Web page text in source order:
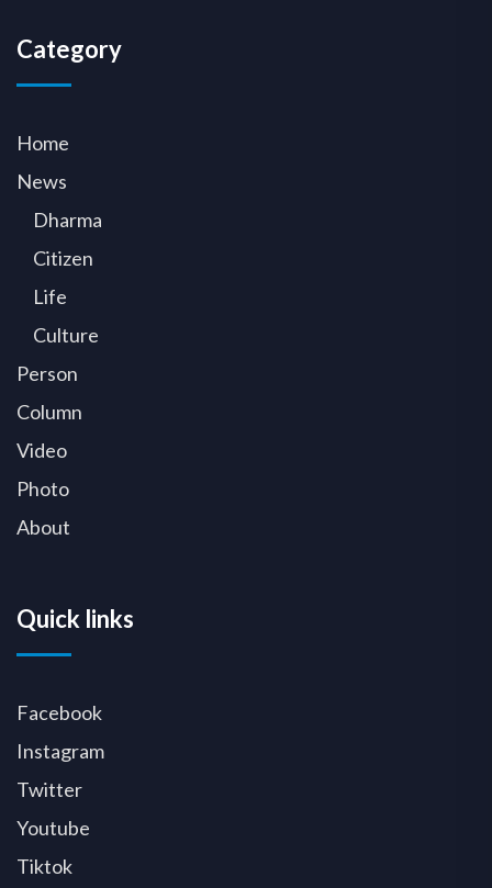
Category
Home
News
Dharma
Citizen
Life
Culture
Person
Column
Video
Photo
About
Quick links
Facebook
Instagram
Twitter
Youtube
Tiktok